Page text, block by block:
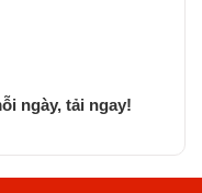
ngày, tải ngay!